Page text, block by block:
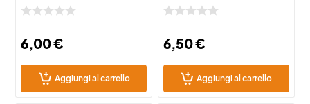
6,00€
Aggiungi al carrello
Clorexidina per Cani e Gatti
6,50€
Aggiungi al carrello